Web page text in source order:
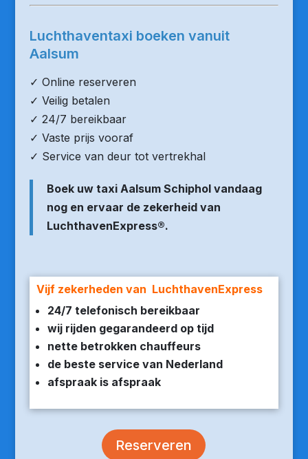
Luchthaventaxi boeken vanuit
Aalsum
✓ Online reserveren
✓ Veilig betalen
✓ 24/7 bereikbaar
✓ Vaste prijs vooraf
✓ Service van deur tot vertrekhal
Boek uw taxi Aalsum Schiphol vandaag
nog en ervaar de zekerheid van
LuchthavenExpress®.
Vijf zekerheden van LuchthavenExpress
24/7 telefonisch bereikbaar
wij rijden gegarandeerd op tijd
nette betrokken chauffeurs
de beste service van Nederland
afspraak is afspraak
Reserveren